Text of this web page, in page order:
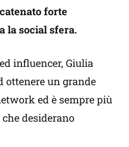
forte
la social sfera.
influencer, Giulia
ottenere un grande
ed è sempre più
desiderano